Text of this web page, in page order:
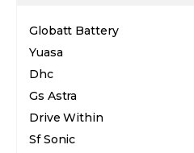
Globatt Battery
Yuasa
Dhc
Gs Astra
Drive Within
Sf Sonic